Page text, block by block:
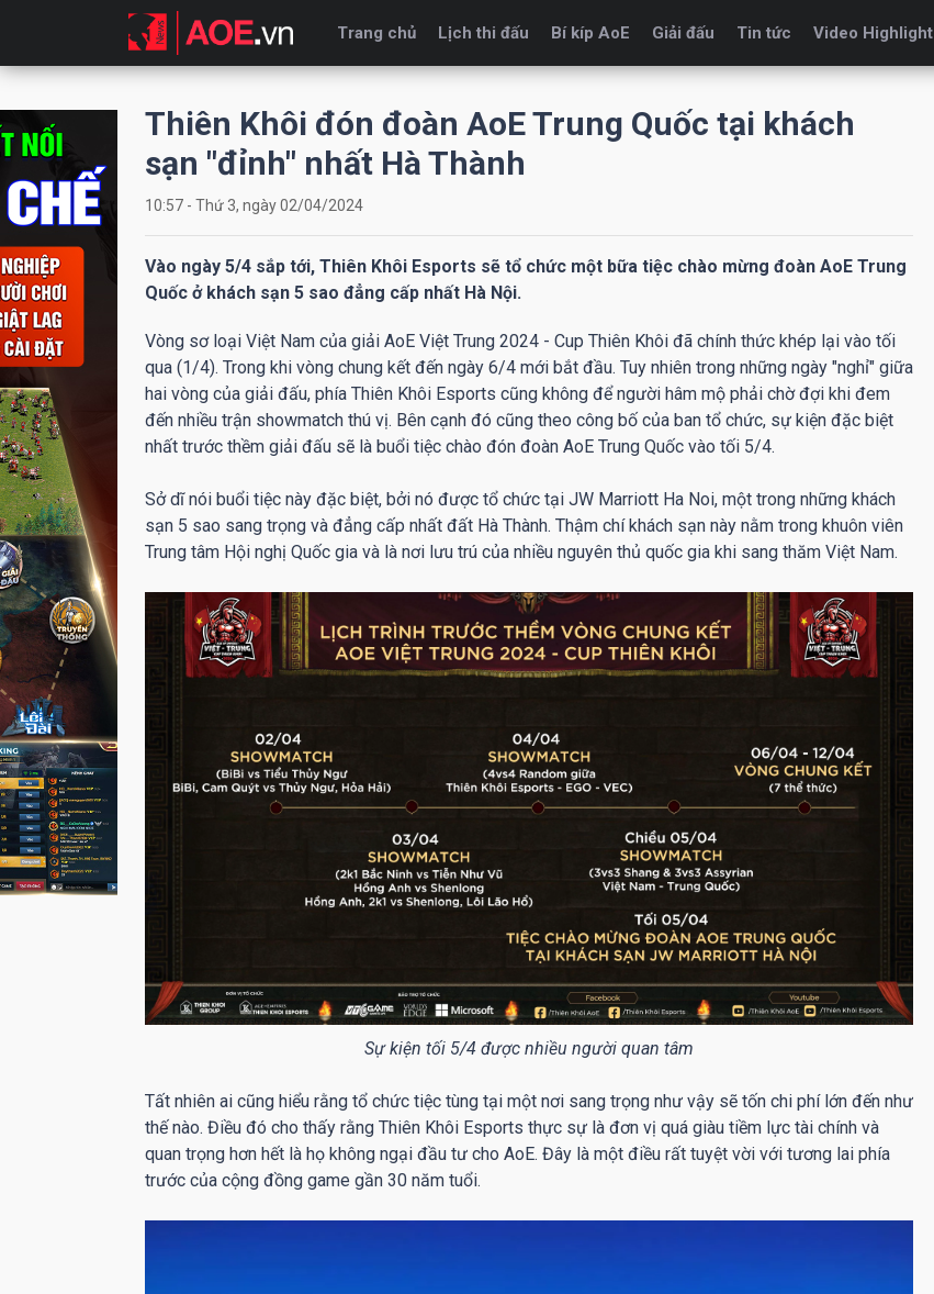
Trang chủ Lịch thi đấu Bí kíp AoE Giải đấu Tin tức Video Highlight
Thiên Khôi đón đoàn AoE Trung Quốc tại khách
sạn "đỉnh" nhất Hà Thành
10:57 - Thứ 3, ngày 02/04/2024
Vào ngày 5/4 sắp tới, Thiên Khôi Esports sẽ tổ chức một bữa tiệc chào mừng đoàn AoE Trung
Quốc ở khách sạn 5 sao đẳng cấp nhất Hà Nội.
Vòng sơ loại Việt Nam của giải AoE Việt Trung 2024 - Cup Thiên Khôi đã chính thức khép lại vào tối
qua (1/4). Trong khi vòng chung kết đến ngày 6/4 mới bắt đầu. Tuy nhiên trong những ngày "nghỉ" giữa
hai vòng của giải đấu, phía Thiên Khôi Esports cũng không để người hâm mộ phải chờ đợi khi đem
đến nhiều trận showmatch thú vị. Bên cạnh đó cũng theo công bố của ban tổ chức, sự kiện đặc biệt
nhất trước thềm giải đấu sẽ là buổi tiệc chào đón đoàn AoE Trung Quốc vào tối 5/4.
Sở dĩ nói buổi tiệc này đặc biệt, bởi nó được tổ chức tại JW Marriott Ha Noi, một trong những khách
sạn 5 sao sang trọng và đẳng cấp nhất đất Hà Thành. Thậm chí khách sạn này nằm trong khuôn viên
Trung tâm Hội nghị Quốc gia và là nơi lưu trú của nhiều nguyên thủ quốc gia khi sang thăm Việt Nam.
Sự kiện tối 5/4 được nhiều người quan tâm
Tất nhiên ai cũng hiểu rằng tổ chức tiệc tùng tại một nơi sang trọng như vậy sẽ tốn chi phí lớn đến như
thế nào. Điều đó cho thấy rằng Thiên Khôi Esports thực sự là đơn vị quá giàu tiềm lực tài chính và
quan trọng hơn hết là họ không ngại đầu tư cho AoE. Đây là một điều rất tuyệt vời với tương lai phía
trước của cộng đồng game gần 30 năm tuổi.